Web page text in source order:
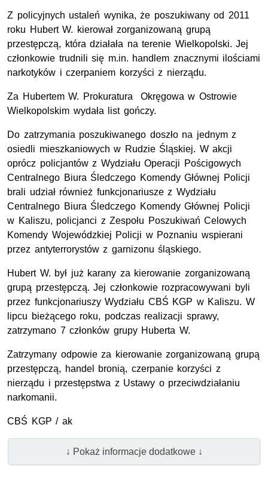
Z policyjnych ustaleń wynika, że poszukiwany od 2011
roku Hubert W. kierował zorganizowaną grupą
przestępczą, która działała na terenie Wielkopolski. Jej
członkowie trudnili się m.in. handlem znacznymi ilościami
narkotyków i czerpaniem korzyści z nierządu.
Za Hubertem W. Prokuratura Okręgowa w Ostrowie
Wielkopolskim wydała list gończy.
Do zatrzymania poszukiwanego doszło na jednym z
osiedli mieszkaniowych w Rudzie Śląskiej. W akcji
oprócz policjantów z Wydziału Operacji Pościgowych
Centralnego Biura Śledczego Komendy Głównej Policji
brali udział również funkcjonariusze z Wydziału
Centralnego Biura Śledczego Komendy Głównej Policji
w Kaliszu, policjanci z Zespołu Poszukiwań Celowych
Komendy Wojewódzkiej Policji w Poznaniu wspierani
przez antyterrorystów z garnizonu śląskiego.
Hubert W. był już karany za kierowanie zorganizowaną
grupą przestępczą. Jej członkowie rozpracowywani byli
przez funkcjonariuszy Wydziału CBŚ KGP w Kaliszu. W
lipcu bieżącego roku, podczas realizacji sprawy,
zatrzymano 7 członków grupy Huberta W.
Zatrzymany odpowie za kierowanie zorganizowaną grupą
przestępczą, handel bronią, czerpanie korzyści z
nierządu i przestępstwa z Ustawy o przeciwdziałaniu
narkomanii.
CBŚ KGP / ak
↓ Pokaż informacje dodatkowe ↓